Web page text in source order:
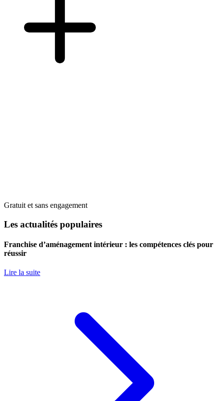
Gratuit et sans engagement
Les actualités populaires
Franchise d’aménagement intérieur : les compétences clés pour
réussir
Lire la suite